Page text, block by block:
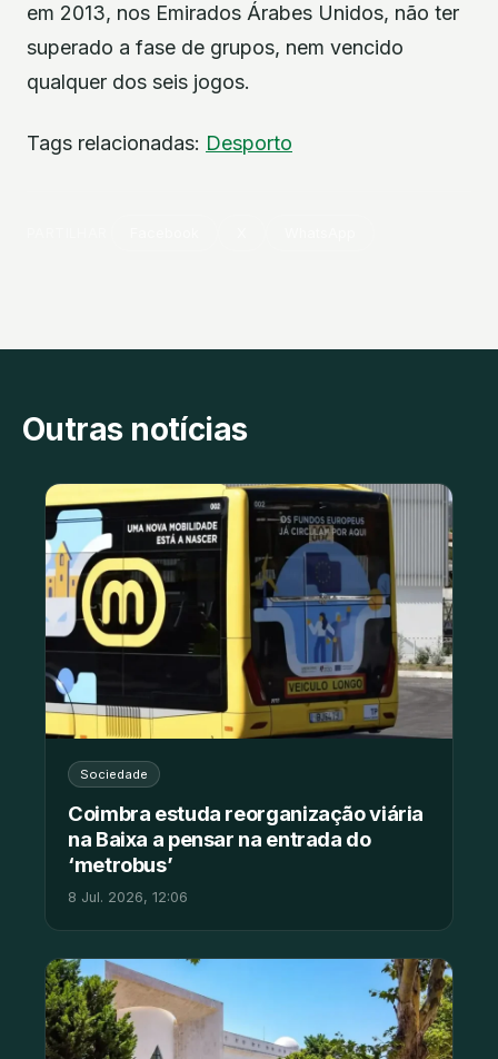
em 2013, nos Emirados Árabes Unidos, não ter
superado a fase de grupos, nem vencido
qualquer dos seis jogos.
Tags relacionadas: Desporto
Outras notícias
Sociedade
Coimbra estuda reorganização viária
na Baixa a pensar na entrada do
‘metrobus’
8 Jul. 2026, 12:06